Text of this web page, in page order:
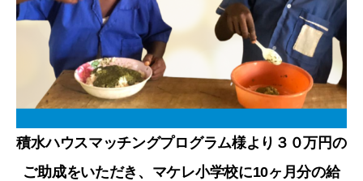
積水ハウスマッチングプログラム様より３０万円の
ご助成をいただき、マケレ小学校に10ヶ月分の給